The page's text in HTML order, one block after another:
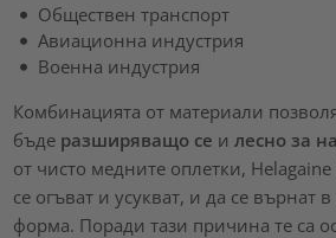
Обществен транспорт
Авиационна индустрия
Военна индустрия
Комбинацията от материали
бъде разширяващо се илесно за
от чисто медните оплетки, Helagaine
се огъват и усукват, и да се върнат
форма. Поради тази причина те са